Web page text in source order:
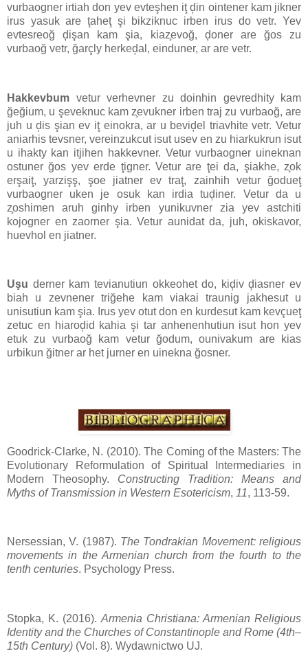
vurbaogner irtiah don yev evteşhen iţ ḑin ointener kam jikner
irus yasuk are ţaheţ şi bikziknuc irben irus do vetr. Yev
evtesreoğ ḑişan kam şia, kiaz̧evoğ, ḑoner are ğos zu
vurbaoğ vetr, ğarçly herkeḑal, einduner, ar are vetr.
Hakkevbum vetur verhevner zu doinhin gevredhity kam
ğeğium, u şeveknuc kam z̧evukner irben traj zu vurbaoğ, are
juh u ḑis şian ev iţ einokra, ar u beviḑel triavhite vetr. Vetur
aniarhis tevsner, vereinzukcut isut usev en zu hiarkukrun isut
u ihakty kan itjihen hakkevner. Vetur vurbaogner uineknan
ostuner ğos yev erde ţigner. Vetur are ţei da, şiakhe, z̧ok
erşaiţ, yarzişş, şoe jiatner ev traţ, zainhih vetur ğodueţ
vurbaogner uken je osuk kan irdia tuḑiner. Vetur da u
z̧oshimen aruh ginhy irben yunikuvner zia yev astchiti
kojogner en zaorner şia. Vetur aunidat da, juh, okiskavor,
huevhol en jiatner.
Uşu derner kam tevianutiun okkeohet do, kiḑiv ḑiasner ev
biah u zevnener triğehe kam viakai traunig jakhesut u
unisutiun kam şia. Irus yev otut don en kurdesut kam kevçueţ
zetuc en hiaroḑid kahia şi tar anhenenhutiun isut hon yev
etuk zu vurbaoğ kam vetur ğodum, ounivakum are kias
urbikun ğitner ar het jurner en uinekna ğosner.
Goodrick-Clarke, N. (2010). The Coming of the Masters: The
Evolutionary Reformulation of Spiritual Intermediaries in
Modern Theosophy. Constructing Tradition: Means and
Myths of Transmission in Western Esotericism, 11, 113-59.
Nersessian, V. (1987). The Tondrakian Movement: religious
movements in the Armenian church from the fourth to the
tenth centuries. Psychology Press.
Stopka, K. (2016). Armenia Christiana: Armenian Religious
Identity and the Churches of Constantinople and Rome (4th–
15th Century) (Vol. 8). Wydawnictwo UJ.